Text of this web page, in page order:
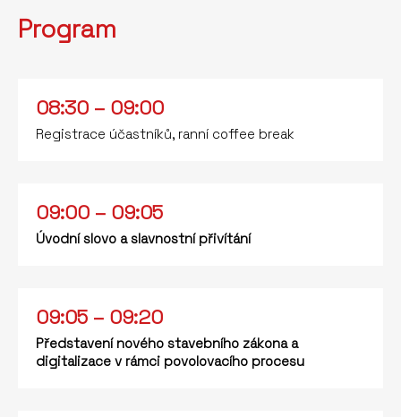
Program
08:30 – 09:00
Registrace účastníků, ranní coffee break
09:00 – 09:05
Úvodní slovo a slavnostní přivítání
09:05 – 09:20
Představení nového stavebního zákona a
digitalizace v rámci povolovacího procesu